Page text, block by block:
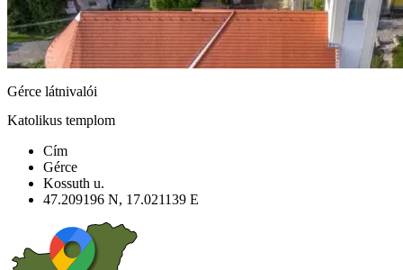
Gérce látnivalói
Katolikus templom
Cím
Gérce
Kossuth u.
47.209196 N, 17.021139 E